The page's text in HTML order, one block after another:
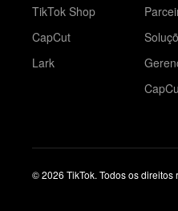
TikTok Shop
CapCut
Lark
© 2026 TikTok. Todos os direitos